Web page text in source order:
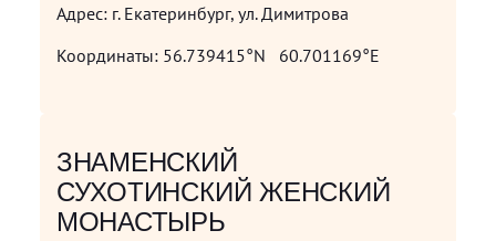
Адрес: г. Екатеринбург, ул. Димитрова
Координаты: 56.739415°N 60.701169°E
ЗНАМЕНСКИЙ
СУХОТИНСКИЙ ЖЕНСКИЙ
МОНАСТЫРЬ